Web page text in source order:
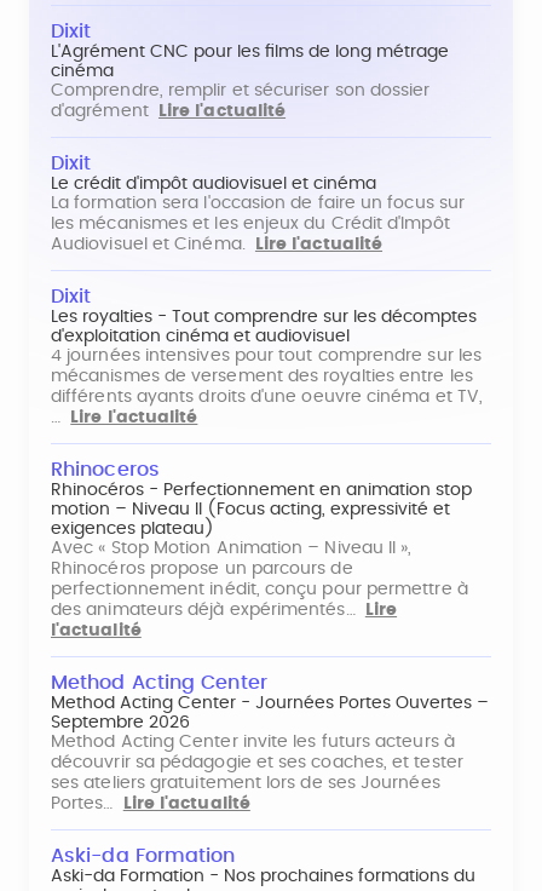
Dixit
L'Agrément CNC pour les films de long métrage
cinéma
Comprendre, remplir et sécuriser son dossier
d'agrément
Lire l'actualité
Dixit
Le crédit d'impôt audiovisuel et cinéma
La formation sera l'occasion de faire un focus sur
les mécanismes et les enjeux du Crédit d'Impôt
Audiovisuel et Cinéma.
Lire l'actualité
Dixit
Les royalties - Tout comprendre sur les décomptes
d'exploitation cinéma et audiovisuel
4 journées intensives pour tout comprendre sur les
mécanismes de versement des royalties entre les
différents ayants droits d'une oeuvre cinéma et TV,
…
Lire l'actualité
Rhinoceros
Rhinocéros - Perfectionnement en animation stop
motion – Niveau II (Focus acting, expressivité et
exigences plateau)
Avec « Stop Motion Animation – Niveau II »,
Rhinocéros propose un parcours de
perfectionnement inédit, conçu pour permettre à
des animateurs déjà expérimentés…
Lire
l'actualité
Method Acting Center
Method Acting Center - Journées Portes Ouvertes –
Septembre 2026
Method Acting Center invite les futurs acteurs à
découvrir sa pédagogie et ses coaches, et tester
ses ateliers gratuitement lors de ses Journées
Portes…
Lire l'actualité
Aski-da Formation
Aski-da Formation - Nos prochaines formations du